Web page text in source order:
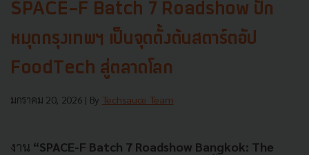
SPACE-F Batch 7 Roadshow ปัก
หมุดกรุงเทพฯ เป็นจุดตั้งต้นสตาร์ตอัป
FoodTech สู่ตลาดโลก
มกราคม 20, 2026 | By Techsauce Team
งาน “SPACE-F Batch 7 Roadshow Bangkok: The